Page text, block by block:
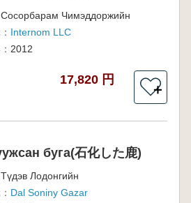
Сосорбарам Чимэддоржийн
Internom LLC
2012
17,820 円
＋
буга(石化した鹿)
Түдэв Лодонгийн
Dal Soniny Gazar